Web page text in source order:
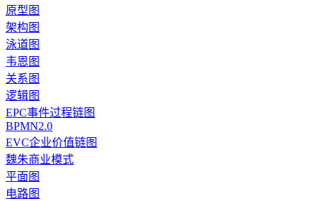
原型图
架构图
泳道图
韦恩图
关系图
逻辑图
EPC事件过程链图
BPMN2.0
EVC企业价值链图
魏朱商业模式
平面图
电路图